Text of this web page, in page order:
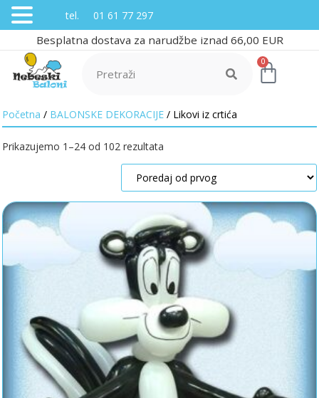
Besplatna dostava za narudžbe iznad 66,00 EUR
0
Početna / BALONSKE DEKORACIJE / Likovi iz crtića
Prikazujemo 1–24 od 102 rezultata
tel. 01 61 77 297